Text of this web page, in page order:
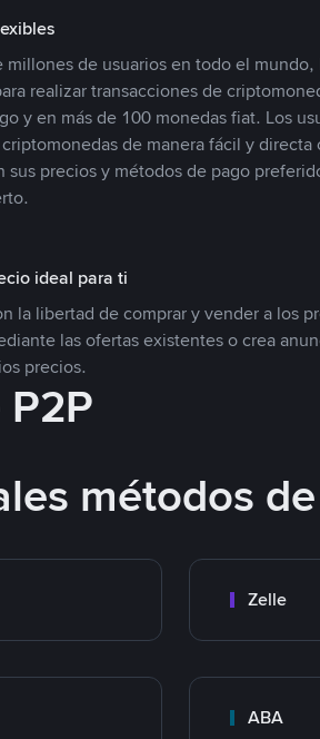
millones de usuarios en todo el
realizar transacciones de
y en más de 100 monedas fiat. Los
de manera fácil y directa
sus precios y métodos de pago
ideal para ti
la libertad de comprar y vender a los
las ofertas existentes o crea
precios.
métodos
Zelle
ABA